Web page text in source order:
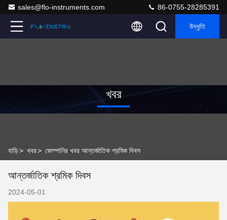
sales@flo-instruments.com 86-0755-28285391
উদ্ধৃতি
খবর
বাড়ি> খবর> কোম্পানির খবর আন্তর্জাতিক শ্রমিক দিবস
আন্তর্জাতিক শ্রমিক দিবস
2024-05-01